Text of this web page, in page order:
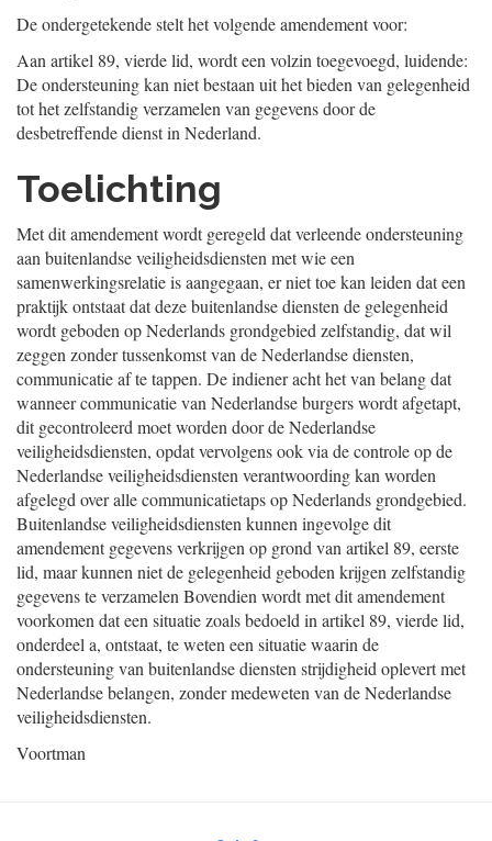
De ondergetekende stelt het volgende amendement voor:
Aan artikel 89, vierde lid, wordt een volzin toegevoegd, luidende:
De ondersteuning kan niet bestaan uit het bieden van gelegenheid
tot het zelfstandig verzamelen van gegevens door de
desbetreffende dienst in Nederland.
Toelichting
Met dit amendement wordt geregeld dat verleende ondersteuning
aan buitenlandse veiligheidsdiensten met wie een
samenwerkingsrelatie is aangegaan, er niet toe kan leiden dat een
praktijk ontstaat dat deze buitenlandse diensten de gelegenheid
wordt geboden op Nederlands grondgebied zelfstandig, dat wil
zeggen zonder tussenkomst van de Nederlandse diensten,
communicatie af te tappen. De indiener acht het van belang dat
wanneer communicatie van Nederlandse burgers wordt afgetapt,
dit gecontroleerd moet worden door de Nederlandse
veiligheidsdiensten, opdat vervolgens ook via de controle op de
Nederlandse veiligheidsdiensten verantwoording kan worden
afgelegd over alle communicatietaps op Nederlands grondgebied.
Buitenlandse veiligheidsdiensten kunnen ingevolge dit
amendement gegevens verkrijgen op grond van artikel 89, eerste
lid, maar kunnen niet de gelegenheid geboden krijgen zelfstandig
gegevens te verzamelen Bovendien wordt met dit amendement
voorkomen dat een situatie zoals bedoeld in artikel 89, vierde lid,
onderdeel a, ontstaat, te weten een situatie waarin de
ondersteuning van buitenlandse diensten strijdigheid oplevert met
Nederlandse belangen, zonder medeweten van de Nederlandse
veiligheidsdiensten.
Voortman